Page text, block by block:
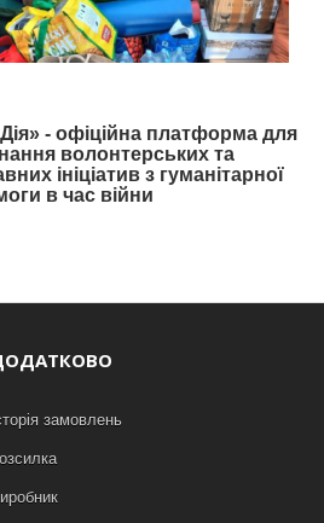
- офіційна платформа для
волонтерських та
ініціатив з гуманітарної
в час війни
замовлень